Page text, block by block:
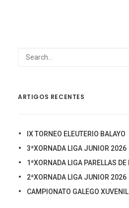
ARTIGOS RECENTES
IX TORNEO ELEUTERIO BALAYO
3ªXORNADA LIGA JUNIOR 2026
1ªXORNADA LIGA PARELLAS
2ªXORNADA LIGA JUNIOR 2026
CAMPIONATO GALEGO